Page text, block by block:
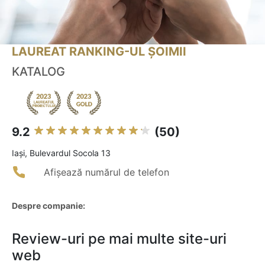
LAUREAT RANKING-UL ȘOIMII
KATALOG
9.2 (50)
Iaşi, Bulevardul Socola 13
Afișează numărul de telefon
Despre companie:
Review-uri pe mai multe site-uri
web